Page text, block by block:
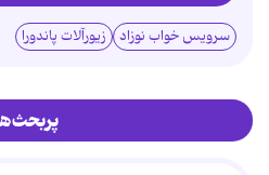
سرویس خواب نوزاد زیورآلات پاندورا